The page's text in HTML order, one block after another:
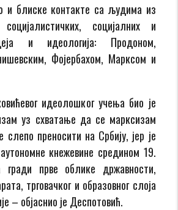
и блиске контакте са људима из
социјалних и
и идеологија: Продоном,
Фојербахом, Марксом и
идеолошког учења био је
уз схватање да се марксизам
преносити на Србију, јер је
кнежевине средином 19.
прве облике државности,
трговачког и образовног слоја
– објаснио је Деспотовић.